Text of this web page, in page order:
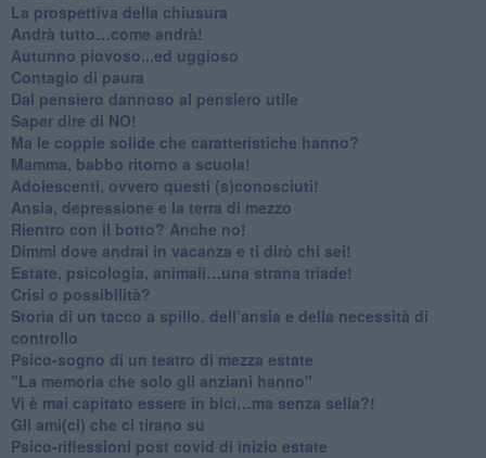
​La prospettiva della chiusura
​Andrà tutto…come andrà!
Autunno piovoso...ed uggioso
​Contagio di paura
​Dal pensiero dannoso al pensiero utile
​Saper dire di NO!
​Ma le coppie solide che caratteristiche hanno?
​Mamma, babbo ritorno a scuola!
Adolescenti, ovvero questi (s)conosciuti!
Ansia, depressione e la terra di mezzo
​Rientro con il botto? Anche no!
Dimmi dove andrai in vacanza e ti dirò chi sei!
​Estate, psicologia, animali…una strana triade!
​Crisi o possibilità?
​Storia di un tacco a spillo, dell’ansia e della necessità di
controllo
​Psico-sogno di un teatro di mezza estate
"La memoria che solo gli anziani hanno"
​Vi è mai capitato essere in bici…ma senza sella?!
​Gli ami(ci) che ci tirano su
Psico-riflessioni post covid di inizio estate